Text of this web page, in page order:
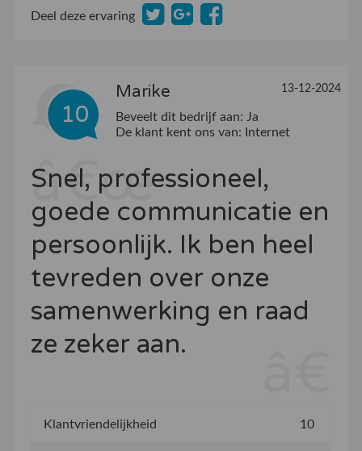
Deel deze ervaring
10
Marike 13-12-2024
Beveelt dit bedrijf aan: Ja
De klant kent ons van:
Internet
Snel, professioneel,
goede communicatie en
persoonlijk. Ik ben heel
tevreden over onze
samenwerking en raad
ze zeker aan.
Klantvriendelijkheid 10